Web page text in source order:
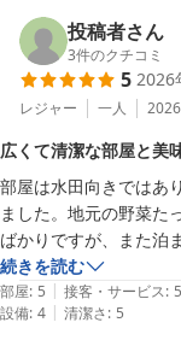
投稿者さん
3件のクチコミ
5 2026
レジャー 一人
広くて清潔な部屋と美
部屋は水田向きではあ
ました。地元の野菜た
ばかりですが、また泊
続きを読む
部屋: 5 | 接客・サービス: 5
設備: 4 | 清潔さ: 5